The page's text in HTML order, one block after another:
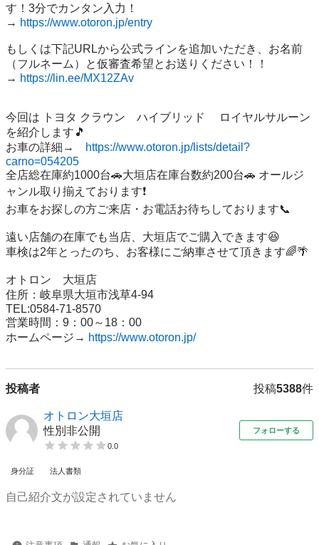
す！3分でカンタン入力！
→ https://www.otoron.jp/entry
もしくは下記URLから公式ラインを追加いただき、お名前
（フルネーム）と仮審査希望とお送りください！！
→ https://lin.ee/MX12ZAv
今回は トヨタ クラウン　ハイブリッド 　ロイヤルサルーン
を紹介します🎵
お車の詳細→
https://www.otoron.jp/lists/detail?
carno=054205
全店総在庫約1000台🚗大垣店在庫台数約200台🚗 オールジ
ャンル取り揃えております❗️
お車をお探しの方ご来店・お電話お待ちしております📞
遠い店舗の在庫でも当店、大垣店でご購入できます😆
車検は2年とったのち、お客様にご納車させて頂きます🌈🌴
オトロン　大垣店
住所：岐阜県大垣市浅草4-94
TEL:0584-71-8570
営業時間：9：00～18：00
ホームページ→ https://www.otoron.jp/
投稿者 投稿5388件
オトロン大垣店
性別非公開
0.0
フォローする
身分証 法人書類
自己紹介文が設定されていません